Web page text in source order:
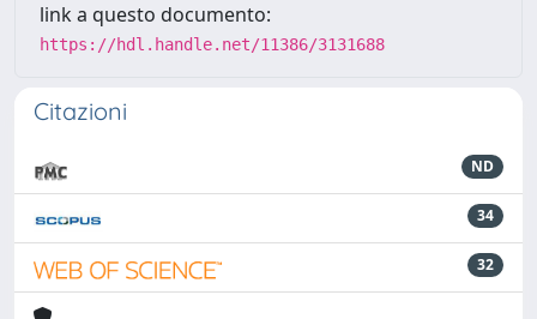
link a questo documento:
https://hdl.handle.net/11386/3131688
Citazioni
ND
34
32